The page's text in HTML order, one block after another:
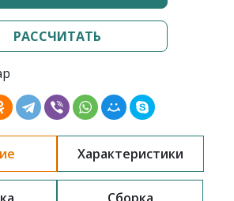
РАССЧИТАТЬ
Характеристики